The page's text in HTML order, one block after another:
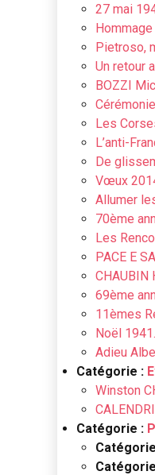
27 mai
Pietroso,
Un retour
BOZZI
Les
L’anti-
De
Vœux
Allumer
70ème
Les
PACE E
CHAUBIN
69ème
11èmes
Noël
Adieu
Catégorie :
Winston
Catégorie :